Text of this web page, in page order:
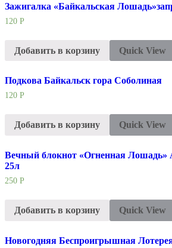
Зажигалка «Байкальская
120 Р
Добавить в корзину Quick View
Подкова Байкальск гора Соболиная
120 Р
Добавить в корзину Quick View
Вечный блокнот «Огненная Лошадь»
25л
250 Р
Добавить в корзину Quick View
Новогодняя Беспроигрышная